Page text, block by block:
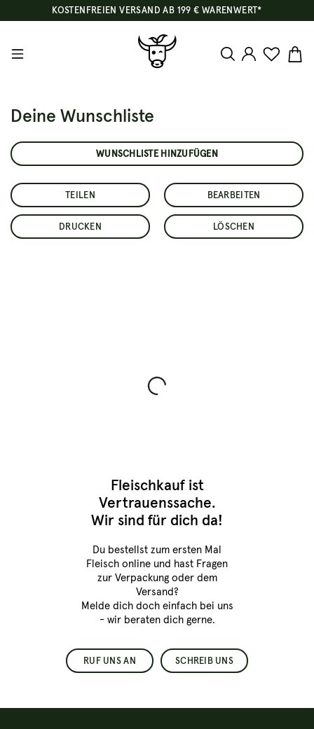
KOSTENFREIEN VERSAND AB 199 € WARENWERT*
Deine Wunschliste
WUNSCHLISTE HINZUFÜGEN
TEILEN BEARBEITEN
DRUCKEN LÖSCHEN
Fleischkauf ist
Vertrauenssache.
Wir sind für dich da!
Du bestellst zum ersten Mal
Fleisch online und hast Fragen
zur Verpackung oder dem
Versand?
Melde dich doch einfach bei uns
- wir beraten dich gerne.
RUF UNS AN SCHREIB UNS